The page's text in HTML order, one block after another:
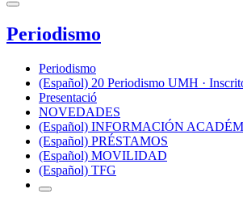
Periodismo
Periodismo
(Español) 20 Periodismo UMH ·
Presentació
NOVEDADES
(Español) INFORMACIÓN
(Español) PRÉSTAMOS
(Español) MOVILIDAD
(Español) TFG